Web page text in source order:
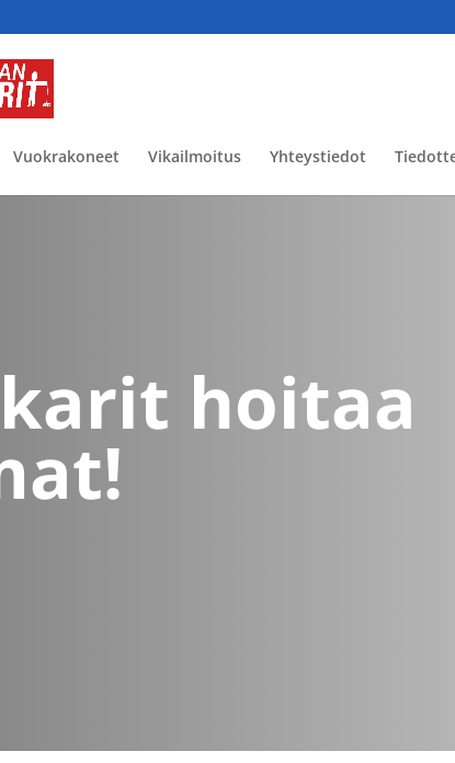
Vuokrakoneet Vikailmoitus Yhteystiedot
hoitaa